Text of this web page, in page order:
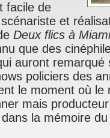
facile de
et
Deux flics à Miami
que des
auront remarqué
policiers des
le moment où le
mais
la mémoire